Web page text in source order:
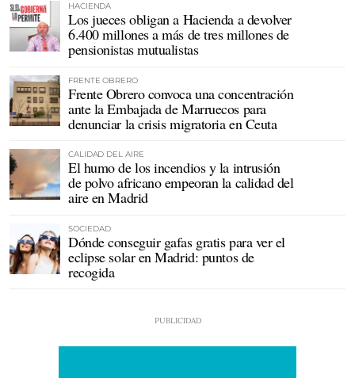
HACIENDA
Los jueces obligan a Hacienda a devolver
6.400 millones a más de tres millones de
pensionistas mutualistas
FRENTE OBRERO
Frente Obrero convoca una concentración
ante la Embajada de Marruecos para
denunciar la crisis migratoria en Ceuta
CALIDAD DEL AIRE
El humo de los incendios y la intrusión
de polvo africano empeoran la calidad del
aire en Madrid
SOCIEDAD
Dónde conseguir gafas gratis para ver el
eclipse solar en Madrid: puntos de
recogida